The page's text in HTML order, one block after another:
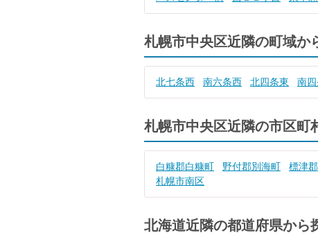
札幌市中央区近隣の町域か
北七条西 南六条西 北四条東 南
札幌市中央区近隣の市区町
白糠郡白糠町 野付郡別海町 標津
札幌市南区
北海道近隣の都道府県から